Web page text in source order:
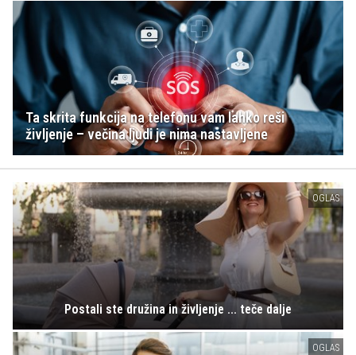
Ta skrita funkcija na telefonu vam lahko reši
življenje – večina ljudi je nima nastavljene
OGLAS
Postali ste družina in življenje ... teče dalje
OGLAS